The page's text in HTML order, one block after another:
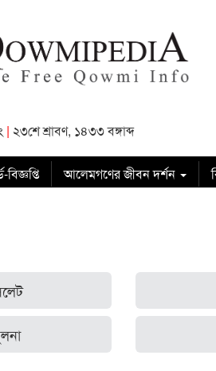
| ২৩শে শ্রাবণ, ১৪৩৩ বঙ্গাব্দ
বিজ্ঞপ্তি আলেমগণের জীবন দর্শন